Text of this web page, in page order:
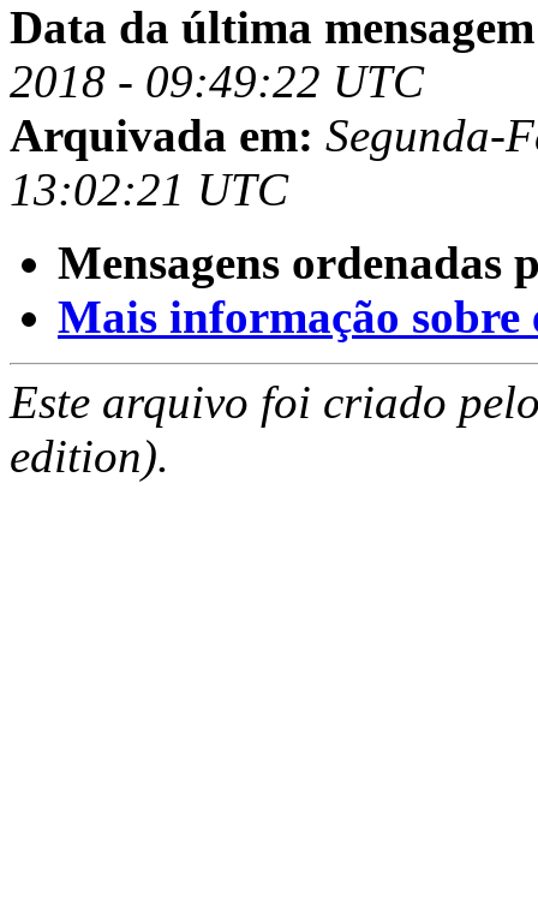
Data da última
2018 - 09:49:22 UTC
Arquivada em: Segunda-
13:02:21 UTC
Mensagens ordenadas
Mais informação sobre
Este arquivo foi criado
edition).